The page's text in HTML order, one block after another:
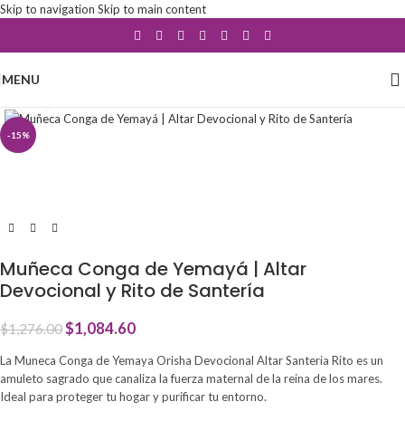
Skip to navigation Skip to main content
MENU
-15%
Muñeca Conga de Yemayá | Altar
Devocional y Rito de Santería
$1,276.00$1,084.60
La Muneca Conga de Yemaya Orisha Devocional Altar Santeria Rito es un
amuleto sagrado que canaliza la fuerza maternal de la reina de los mares.
Ideal para proteger tu hogar y purificar tu entorno.